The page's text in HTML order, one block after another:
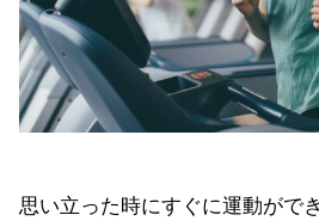
思い立った時にすぐに運動がで